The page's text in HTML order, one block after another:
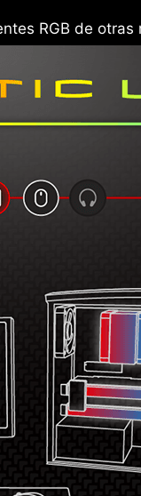
RGB de